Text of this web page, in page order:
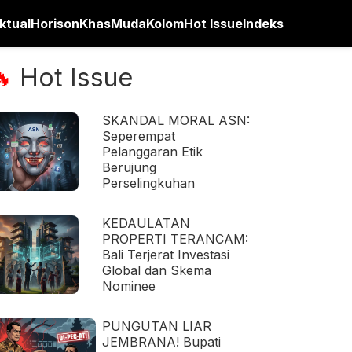
HorisonKhasMudaKolomHot IssueIndeks
Hot Issue
SKANDAL MORAL ASN:
Seperempat
Pelanggaran Etik
Berujung
Perselingkuhan
KEDAULATAN
PROPERTI TERANCAM:
Bali Terjerat Investasi
Global dan Skema
Nominee
PUNGUTAN LIAR
JEMBRANA! Bupati